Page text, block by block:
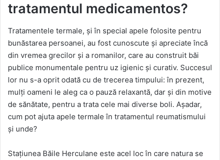
tratamentul medicamentos?
Tratamentele termale, și în special apele folosite pentru
bunăstarea persoanei, au fost cunoscute și apreciate încă
din vremea grecilor și a romanilor, care au construit băi
publice monumentale pentru uz igienic și curativ. Succesul
lor nu s-a oprit odată cu de trecerea timpului: în prezent,
mulți oameni le aleg ca o pauză relaxantă, dar și din motive
de sănătate, pentru a trata cele mai diverse boli. Așadar,
cum pot ajuta apele termale în tratamentul reumatismului
și unde?
Stațiunea Băile Herculane este acel loc în care natura se